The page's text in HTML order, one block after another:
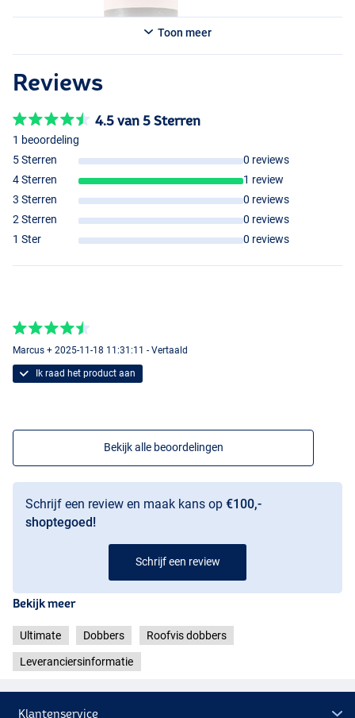
Toon meer
Reviews
4.5 van 5 Sterren
1 beoordeling
5 Sterren
0 reviews
4 Sterren
1 review
3 Sterren
0 reviews
2 Sterren
0 reviews
1 Ster
0 reviews
Marcus + 2025-11-18 11:31:11 - Vertaald
Ik raad het product aan
Bekijk alle beoordelingen
Schrijf een review en maak kans op €100,-
shoptegoed!
Schrijf een review
Bekijk meer
Ultimate Dobbers Roofvis dobbers
Leveranciersinformatie
Klantenservice